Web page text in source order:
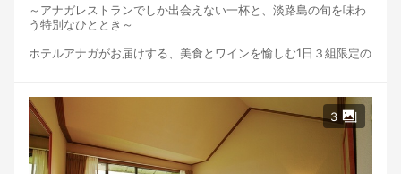
～アナガレストランでしか出会えない一杯と、淡路島の旬を味わ
う特別なひととき～
ホテルアナガがお届けする、美食とワインを愉しむ1日３組限定の
ーティブ料理とともに、ソムリエが厳選した食前酒含む5種類の
ワインをご用意いたします。
一皿ごとに提供されるワインは、産地、銘柄等には拘らず、料理
との相性やお客様との会話中に生まれたヒントを基に特別にセレ
クション致します。
3